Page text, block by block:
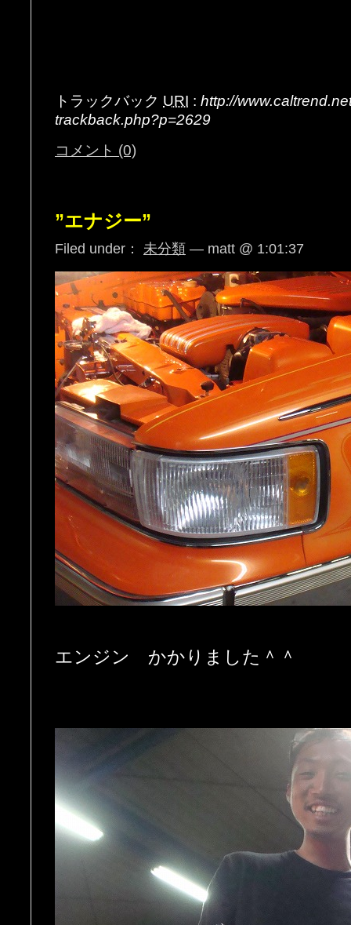
トラックバック URI : http://
trackback.php?p=2629
コメント (0)
”エナジー”
Filed under： 未分類 — matt @ 1:01:37
エンジン かかりました＾＾